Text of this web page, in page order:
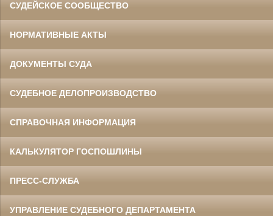
СУДЕЙСКОЕ СООБЩЕСТВО
НОРМАТИВНЫЕ АКТЫ
ДОКУМЕНТЫ СУДА
СУДЕБНОЕ ДЕЛОПРОИЗВОДСТВО
СПРАВОЧНАЯ ИНФОРМАЦИЯ
КАЛЬКУЛЯТОР ГОСПОШЛИНЫ
ПРЕСС-СЛУЖБА
УПРАВЛЕНИЕ СУДЕБНОГО ДЕПАРТАМЕНТА